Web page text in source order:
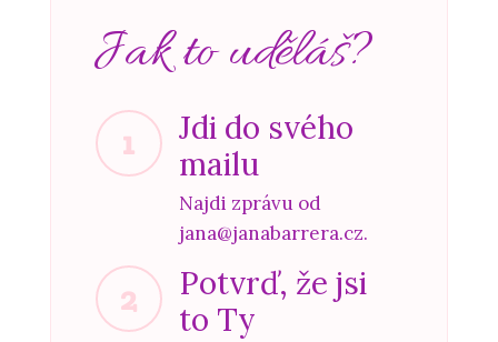
Jak to uděláš?
1
Jdi do svého
mailu
Najdi zprávu od
jana@janabarrera.cz.
2
Potvrď, že jsi
to Ty